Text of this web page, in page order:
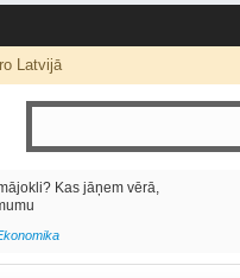
Latvijā
Kas jāņem vērā,